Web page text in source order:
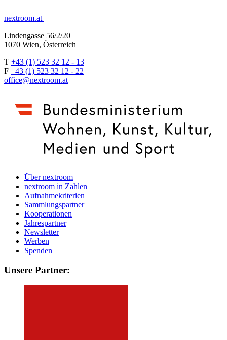
nextroom.at
Lindengasse 56/2/20
1070 Wien, Österreich
T +43 (1) 523 32 12 - 13
F +43 (1) 523 32 12 - 22
office@nextroom.at
Über nextroom
nextroom in Zahlen
Aufnahmekriterien
Sammlungspartner
Kooperationen
Jahrespartner
Newsletter
Werben
Spenden
Unsere Partner: